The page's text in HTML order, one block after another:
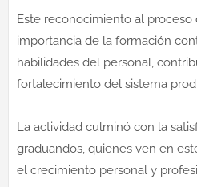
Este reconocimiento al
importancia de la formación
habilidades del personal,
fortalecimiento del sistema
La actividad culminó con la
graduandos, quienes ven en
el crecimiento personal y